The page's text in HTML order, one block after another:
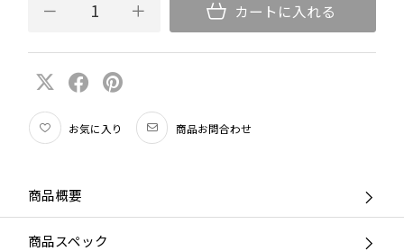
カートに入れる
お気に入り 商品お問合わせ
商品概要
商品スペック